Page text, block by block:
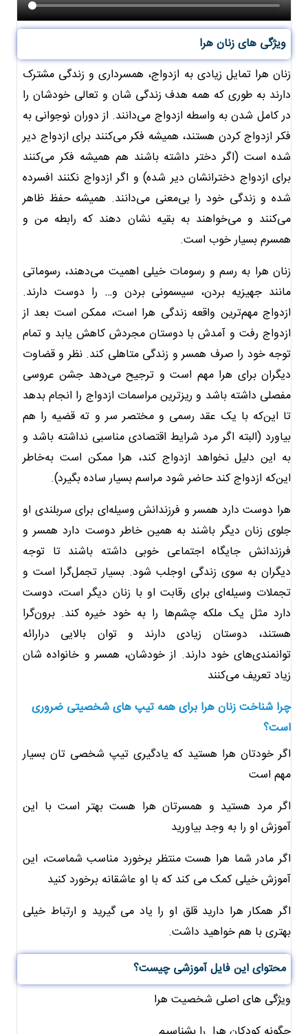
ویژگی های زنان هرا
زنان هرا تمایل زیادی به ازدواج، همسرداری و زندگی مشترک
دارند به طوری که همه هدف زندگی شان و تعالی خودشان را
در کامل شدن به واسطه ازدواج می‌دانند. از دوران نوجوانی به
فکر ازدواج کردن هستند، همیشه فکر می‌کنند برای ازدواج دیر
شده است (اگر دختر داشته باشند هم همیشه فکر می‌کنند
برای ازدواج دخترانشان دیر شده) و اگر ازدواج نکنند افسرده
شده و زندگی خود را بی‌معنی می‌دانند. همیشه حفظ ظاهر
می‌کنند و می‌خواهند به بقیه نشان دهند که رابطه من و
همسرم بسیار خوب است.
زنان هرا به رسم و رسومات خیلی اهمیت می‌دهند، رسوماتی
مانند جهیزیه بردن، سیسمونی بردن و… را دوست دارند.
ازدواج مهم‌ترین واقعه زندگی هرا است، ممکن است بعد از
ازدواج رفت و آمدش با دوستان مجردش کاهش یابد و تمام
توجه خود را صرف همسر و زندگی متاهلی کند. نظر و قضاوت
دیگران برای هرا مهم است و ترجیح می‌دهد جشن عروسی
مفصلی داشته باشد و ریزترین مراسمات ازدواج را انجام بدهد
تا این‌که با یک عقد رسمی و مختصر سر و ته قضیه را هم
بیاورد (البته اگر مرد شرایط اقتصادی مناسبی نداشته باشد و
به این دلیل نخواهد ازدواج کند، هرا ممکن است به‌خاطر
این‌که ازدواج کند حاضر شود مراسم بسیار ساده بگیرد).
هرا دوست دارد همسر و فرزندانش وسیله‌ای برای سربلندی او
جلوی زنان دیگر باشند به همین خاطر دوست دارد همسر و
فرزندانش جایگاه اجتماعی خوبی داشته باشند تا توجه
دیگران به سوی زندگی اوجلب شود. بسیار تجمل‌گرا است و
تجملات وسیله‌ای برای رقابت او با زنان دیگر است، دوست
دارد مثل یک ملکه چشم‌ها را به خود خیره کند. برون‌گرا
هستند، دوستان زیادی دارند و توان بالایی درارائه
توانمندی‌های خود دارند. از خودشان، همسر و خانواده شان
زیاد تعریف می‌کنند
چرا شناخت زنان هرا برای همه تیپ های شخصیتی ضروری
است؟
اگر خودتان هرا هستید که یادگیری تیپ شخصی تان بسیار
مهم است
اگر مرد هستید و همسرتان هرا هست بهتر است با این
آموزش او را به وجد بیاورید
اگر مادر شما هرا هست منتظر برخورد مناسب شماست، این
آموزش خیلی کمک می کند که با او عاشقانه برخورد کنید
اگر همکار هرا دارید قلق او را یاد می گیرید و ارتباط خیلی
بهتری با هم خواهید داشت.
محتوای این فایل آموزشی چیست؟
ویژگی های اصلی شخصیت هرا